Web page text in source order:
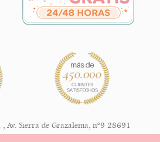
,Av. Sierra de Grazalema, nº9 28691